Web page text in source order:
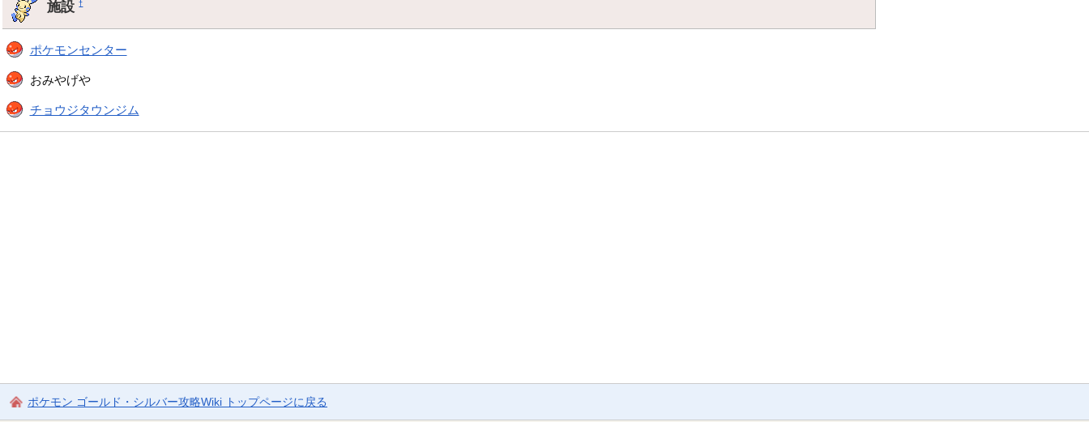
施設†
ポケモンセンター
おみやげや
チョウジタウンジム
ポケモン ゴールド・シルバー攻略Wiki トップページに戻る